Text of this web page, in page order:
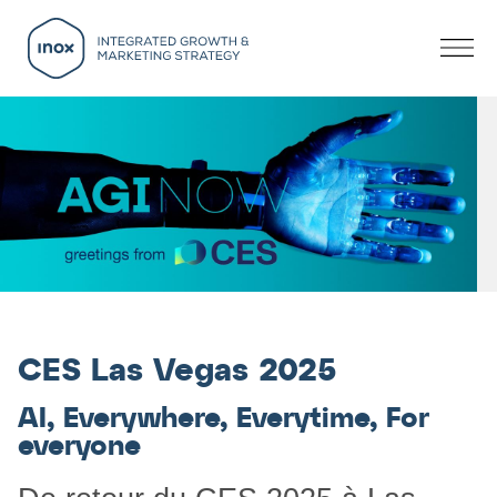
CES Las Vegas 2025
AI, Everywhere, Everytime, For
everyone